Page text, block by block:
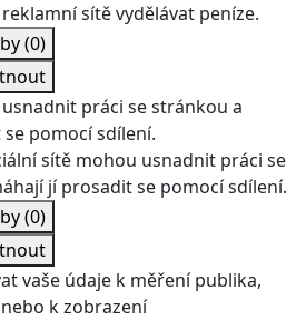
sítě vydělávat peníze.
(0)
práci se stránkou a
pomocí sdílení.
sítě mohou usnadnit práci se
jí prosadit se pomocí sdílení.
(0)
vaše údaje k měření publika,
k zobrazení